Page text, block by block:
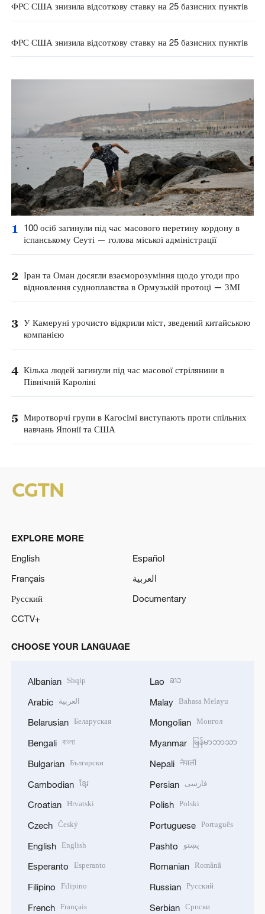
ФРС США знизила відсоткову ставку на 25 базисних пунктів
ФРС США знизила відсоткову ставку на 25 базисних пунктів
1
100 осіб загинули під час масового перетину кордону в
іспанському Сеуті — голова міської адміністрації
2 Іран та Оман досягли взаєморозуміння щодо угоди про
відновлення судноплавства в Ормузькій протоці — ЗМІ
3 У Камеруні урочисто відкрили міст, зведений китайською
компанією
4 Кілька людей загинули під час масової стрілянини в
Північній Кароліні
5 Миротворчі групи в Кагосімі виступають проти спільних
навчань Японії та США
EXPLORE MORE
English
Español
Français
العربية
Русский
Documentary
CCTV+
CHOOSE YOUR LANGUAGE
Albanian Shqip
Arabic العربية
Belarusian Беларуская
Bengali বাংলা
Bulgarian Български
Cambodian ខ្មែរ
Croatian Hrvatski
Czech Český
English English
Esperanto Esperanto
Filipino Filipino
French Français
Lao ລາວ
Malay Bahasa Melayu
Mongolian Монгол
Myanmar မြန်မာဘာသာ
Nepali नेपाली
Persian فارسی
Polish Polski
Portuguese Português
Pashto پښتو
Romanian Română
Russian Русский
Serbian Српски